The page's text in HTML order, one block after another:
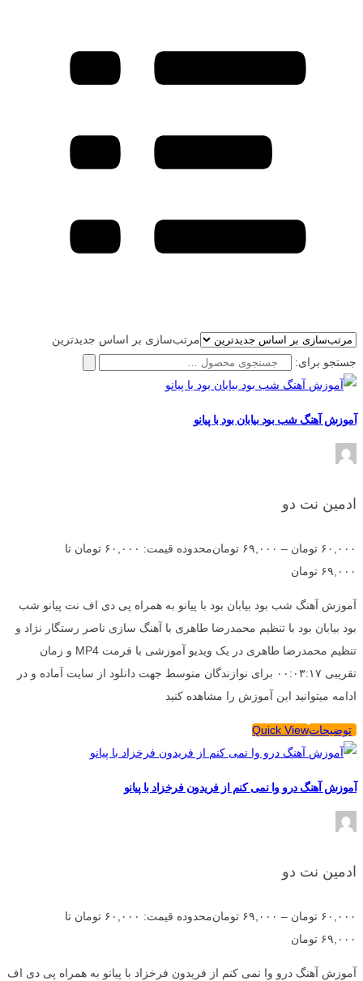
مرتب‌سازی بر اساس جدیدترین
جستجو برای:
آموزش آهنگ شب بود بیابان بود با پیانو
ادمین نت دو
۶۰,۰۰۰ تومان – ۶۹,۰۰۰ تومان
محدوده قیمت: ۶۰,۰۰۰ تومان تا
۶۹,۰۰۰ تومان
آموزش آهنگ شب بود بیابان بود با پیانو به همراه پی دی اف نت پیانو شب
بود بیابان بود با تنظیم محمدرضا طاهری با آهنگ سازی ناصر رستگار نژاد و
تنظیم محمدرضا طاهری در یک ویدیو آموزشی با فرمت MP4 و زمان
تقریبی ۰۰:۰۳:۱۷ برای نوازندگان متوسط جهت دانلود از سایت آماده و در
ادامه میتوانید این آموزش را مشاهده کنید
توضیحاتQuick View
آموزش آهنگ درو وا نمی کنم از فریدون فرخزاد با پیانو
ادمین نت دو
۶۰,۰۰۰ تومان – ۶۹,۰۰۰ تومان
محدوده قیمت: ۶۰,۰۰۰ تومان تا
۶۹,۰۰۰ تومان
آموزش آهنگ درو وا نمی کنم از فریدون فرخزاد با پیانو به همراه پی دی اف